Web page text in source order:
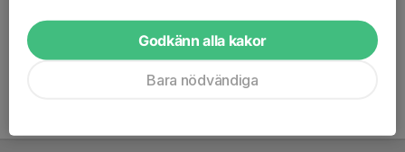
070-732 94 32
jsyrjalainen86@gmail.com
Godkänn alla kakor
Bara nödvändiga